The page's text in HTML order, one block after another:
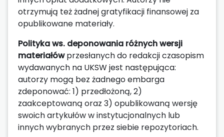
otrzymują też żadnej gratyfikacji finansowej za
opublikowane materiały.
Polityka ws. deponowania różnych wersji
materiałówprzesłanych do redakcji czasopism
wydawanych na UKSW jest następująca:
autorzy mogą bez żadnego embarga
zdeponować: 1) przedłożoną, 2)
zaakceptowaną oraz 3) opublikowaną wersję
swoich artykułów w instytucjonalnych lub
innych wybranych przez siebie repozytoriach.